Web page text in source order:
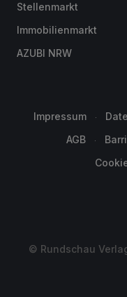
Stellenmarkt
Immobilienmarkt
AZUBI NRW
Impressum
AGB
© Rundschau